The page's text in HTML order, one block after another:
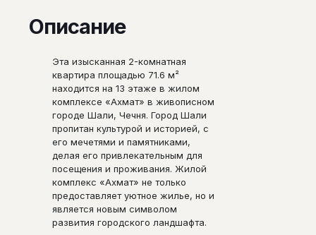
Описание
Эта изысканная 2-комнатная
квартира площадью 71.6 м²
находится на 13 этаже в жилом
комплексе «Ахмат» в живописном
городе Шали, Чечня. Город Шали
пропитан культурой и историей, с
его мечетями и памятниками,
делая его привлекательным для
посещения и проживания. Жилой
комплекс «Ахмат» не только
предоставляет уютное жилье, но и
является новым символом
развития городского ландшафта.